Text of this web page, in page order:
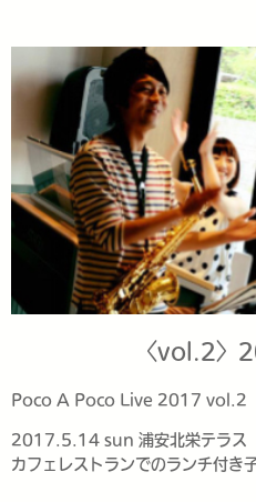
〈vol.2〉
Poco A Poco Live 2017 vol.2
2017.5.14 sun 浦安北栄テラス
カフェレストランでのランチ付き